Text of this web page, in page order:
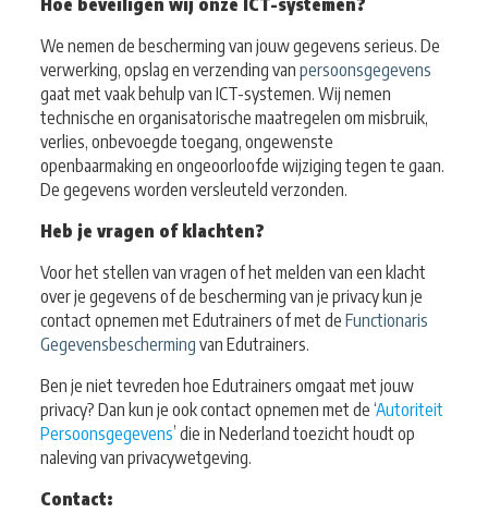
Hoe beveiligen wij onze ICT-systemen?
We nemen de bescherming van jouw gegevens serieus. De
verwerking, opslag en verzending van persoonsgegevens
gaat met vaak behulp van ICT-systemen. Wij nemen
technische en organisatorische maatregelen om misbruik,
verlies, onbevoegde toegang, ongewenste
openbaarmaking en ongeoorloofde wijziging tegen te gaan.
De gegevens worden versleuteld verzonden.
Heb je vragen of klachten?
Voor het stellen van vragen of het melden van een klacht
over je gegevens of de bescherming van je privacy kun je
contact opnemen met Edutrainers of met de Functionaris
Gegevensbescherming van Edutrainers.
Ben je niet tevreden hoe Edutrainers omgaat met jouw
privacy? Dan kun je ook contact opnemen met de ‘Autoriteit
Persoonsgegevens’ die in Nederland toezicht houdt op
naleving van privacywetgeving.
Contact: